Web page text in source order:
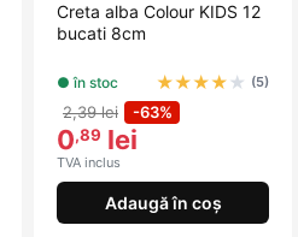
Creta alba Colour KIDS 12
bucati 8cm
● în stoc ★★★★ ★ (5)
2,39 lei -63%
0,89 lei
TVA inclus
Adaugă în coș